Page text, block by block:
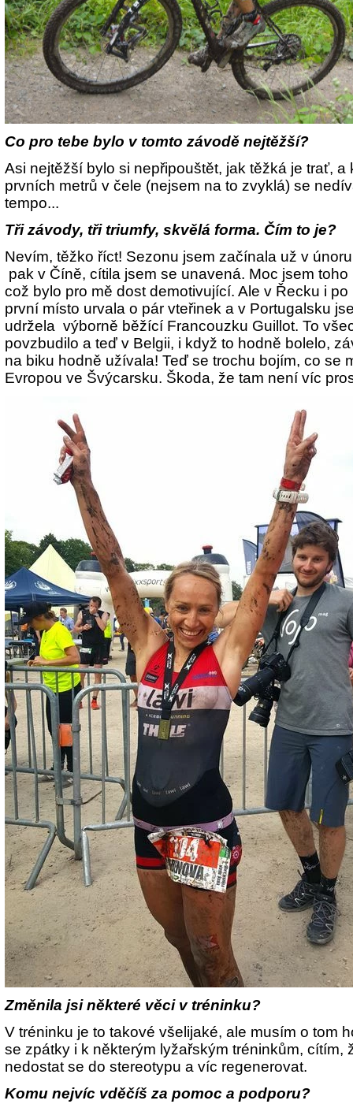
Co pro tebe bylo v tomto závodě nejtěžší?
Asi nejtěžší bylo si nepřipouštět, jak těžká je trať,
prvních metrů v čele (nejsem na to zvyklá) se
tempo...
Tři závody, tři triumfy, skvělá forma. Čím to je?
Nevím, těžko říct! Sezonu jsem začínala už v
pak v Číně, cítila jsem se unavená. Moc jsem
což bylo pro mě dost demotivující. Ale v Řecku i
první místo urvala o pár vteřinek a v Portugalsku
udržela výborně běžící Francouzku Guillot. To
povzbudilo a teď v Belgii, i když to hodně bolelo,
na biku hodně užívala! Teď se trochu bojím, co se
Evropou ve Švýcarsku. Škoda, že tam není víc
Změnila jsi některé věci v tréninku?
V tréninku je to takové všelijaké, ale musím o tom
se zpátky i k některým lyžařským tréninkům, cítím,
nedostat se do stereotypu a víc regenerovat.
Komu nejvíc vděčíš za pomoc a podporu?